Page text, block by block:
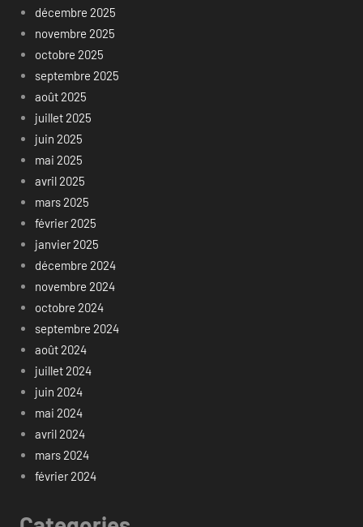
décembre 2025
novembre 2025
octobre 2025
septembre 2025
août 2025
juillet 2025
juin 2025
mai 2025
avril 2025
mars 2025
février 2025
janvier 2025
décembre 2024
novembre 2024
octobre 2024
septembre 2024
août 2024
juillet 2024
juin 2024
mai 2024
avril 2024
mars 2024
février 2024